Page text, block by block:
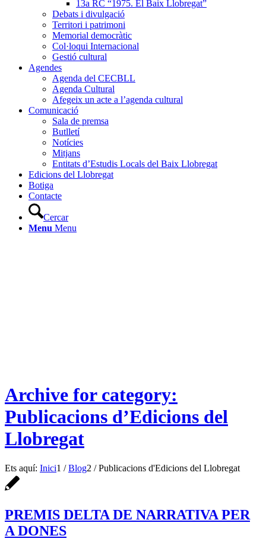
13a RC “1975. El Baix Llobregat”
Debats i divulgació
Territori i patrimoni
Memorial democràtic
Col·loqui Internacional
Gestió cultural
Agendes
Agenda del CECBLL
Agenda Cultural
Afegeix un acte a l’agenda cultural
Comunicació
Sala de premsa
Butlletí
Notícies
Mitjans
Entitats d’Estudis Locals del Baix Llobregat
Edicions del Llobregat
Botiga
Contacte
Cercar
Menu Menu
Archive for category:
Publicacions d’Edicions del
Llobregat
Ets aquí: Inici1 / Blog2 / Publicacions d'Edicions del Llobregat
PREMIS DELTA DE NARRATIVA PER
A DONES